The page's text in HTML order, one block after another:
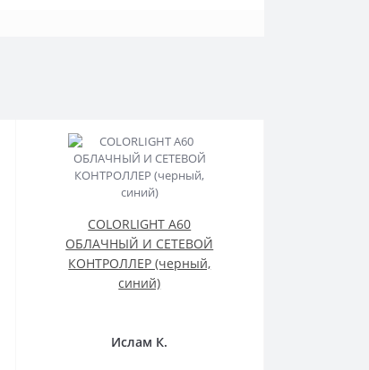
COLORLIGHT A60
ОБЛАЧНЫЙ И СЕТЕВОЙ
КОНТРОЛЛЕР (черный,
синий)
Ислам К.